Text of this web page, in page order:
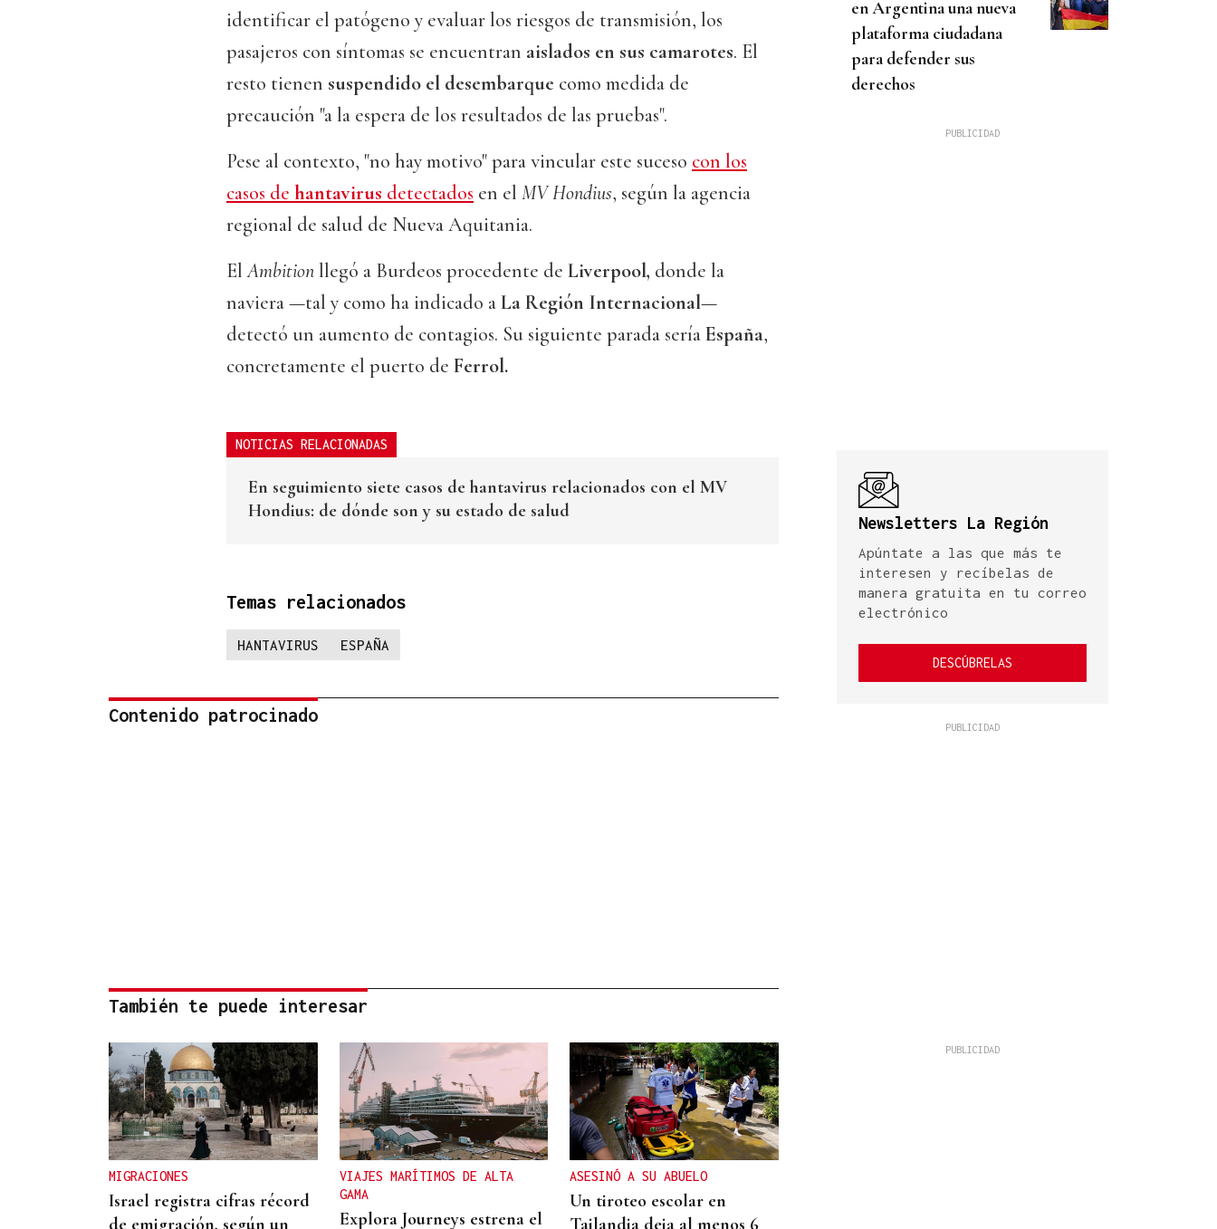
identificar el patógeno y evaluar los riesgos de transmisión, los
pasajeros con síntomas se encuentran aislados en sus camarotes. El
resto tienen suspendido el desembarque como medida de
precaución "a la espera de los resultados de las pruebas".
Pese al contexto, "no hay motivo" para vincular este suceso con los
casos de hantavirus detectados en el MV Hondius, según la agencia
regional de salud de Nueva Aquitania.
ElAmbitionllegó a Burdeos procedente de Liverpool, donde la
naviera —tal y como ha indicado aLa Región Internacional—
detectó un aumento de contagios. Su siguiente parada seríaEspaña,
concretamente el puerto de Ferrol.
NOTICIAS RELACIONADAS
En seguimiento siete casos de hantavirus relacionados con el MV
Hondius: de dónde son y su estado de salud
Temas relacionados
HANTAVIRUS ESPAÑA
Contenido patrocinado
También te puede interesar
MIGRACIONES
Israel registra cifras récord
de emigración, según un
VIAJES MARÍTIMOS DE ALTA
GAMA
Explora Journeys estrena el
ASESINÓ A SU ABUELO
Un tiroteo escolar en
Tailandia deja al menos 6
en Argentina una nueva
plataforma ciudadana
para defender sus
derechos
Newsletters La Región
Apúntate a las que más te
interesen y recíbelas de
manera gratuita en tu correo
electrónico
DESCÚBRELAS